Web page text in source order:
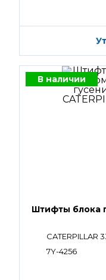
В наличии
Штифты блока
CATERPILLAR
7Y-4256